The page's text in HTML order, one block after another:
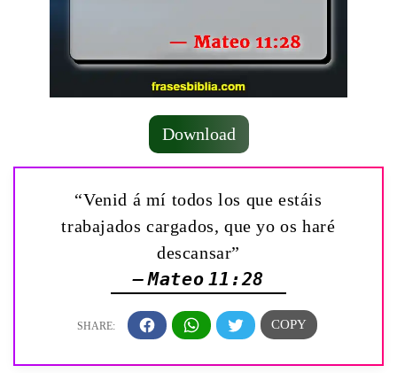
Download
“Venid á mí todos los que estáis
trabajados cargados, que yo os haré
descansar”
— Mateo 11:28